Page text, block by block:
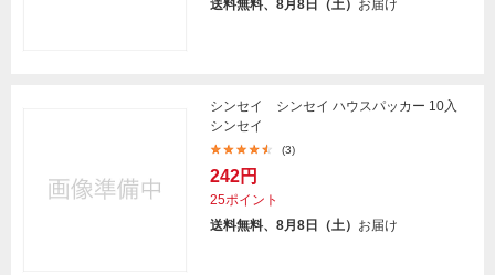
送料無料、8月8日（土） お届け
シンセイ シンセイ ハウスパッカー 10入
シンセイ
(3)
242円
25ポイント
送料無料、8月8日（土） お届け